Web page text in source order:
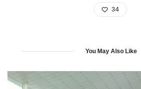
34
You May Also Like